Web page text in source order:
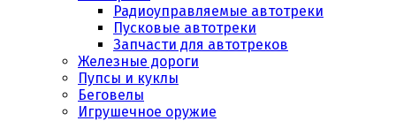
Радиоуправляемые автотреки
Пусковые автотреки
Запчасти для автотреков
Железные дороги
Пупсы и куклы
Беговелы
Игрушечное оружие